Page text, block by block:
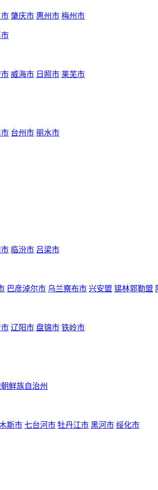
肇庆市 惠州市 梅州市
威海市 日照市 莱芜市
台州市 丽水市
临汾市 吕梁市
巴彦淖尔市 乌兰察布市 兴安盟 锡林郭勒盟
辽阳市 盘锦市 铁岭市
鲜族自治州
斯市 七台河市 牡丹江市 黑河市 绥化市